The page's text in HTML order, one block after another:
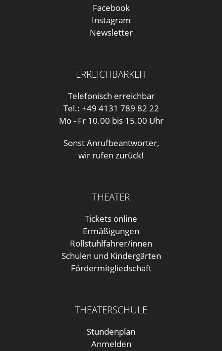
Facebook
Instagram
Newsletter
ERREICHBARKEIT
Telefonisch erreichbar
Tel.: +49 4131 789 82 22
Mo - Fr 10.00 bis 15.00 Uhr
Sonst Anrufbeantworter,
wir rufen zurück!
THEATER
Tickets online
Ermäßigungen
Rollstuhlfahrer/innen
Schulen und Kindergärten
Fördermitgliedschaft
THEATERSCHULE
Stundenplan
Anmelden